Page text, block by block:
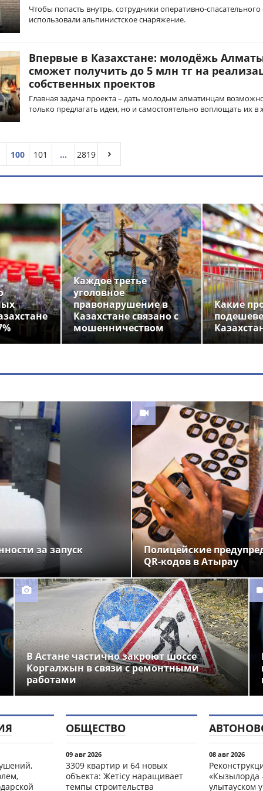
Чтобы попасть внутрь, сотрудники оперативно-спасательного
использовали альпинистское снаряжение.
Впервые в Казахстане: молодёжь
сможет получить до 5 млн тг на
собственных проектов
Главная задача проекта – дать молодым алматинцам
только предлагать идеи, но и самостоятельно воплощать их в
100 101 ... 2819
Каждое третье
уголовное
правонарушение в
Казахстане связано с
мошенничеством
Какие
за запуск
Полицейские
QR-кодов в Атырау
В Астане частично закроют шоссе
Коргалжын в связи с ремонтными
работами
ОБЩЕСТВО
09 авг 2026
3309 квартир и 64 новых
объекта: Жетісу наращивает
темпы строительства
08 авг 2026
«Кызылорда
улытауском